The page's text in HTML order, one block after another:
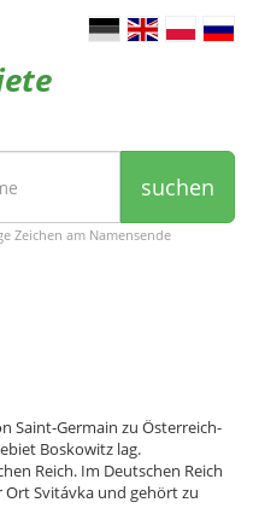
suchen
Zeichen am Namensende
Saint-Germain zu Österreich-
Boskowitz lag.
Reich. Im Deutschen Reich
Svitávka und gehört zu